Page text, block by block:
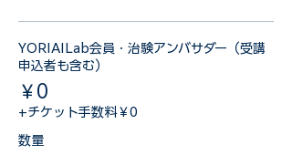
YORIAILab会員・治験アンバサダー（受講
申込者も含む）
￥0
+チケット手数料￥0
数量